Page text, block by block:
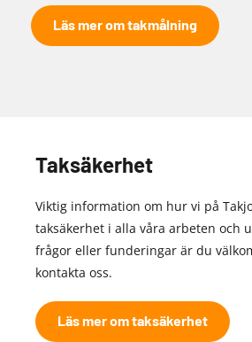
Läs mer om takmålning
Taksäkerhet
Viktig information om hur vi på
taksäkerhet i alla våra arbeten och
frågor eller funderingar är du
kontakta oss.
Läs mer om taksäkerhet